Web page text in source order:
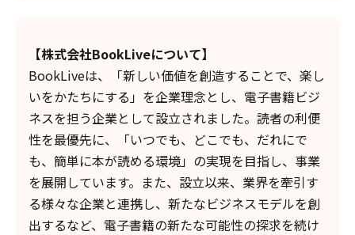
【株式会社BookLiveについて】
BookLiveは、「新しい価値を創造することで、楽し
いをかたちにする」を企業理念とし、電子書籍ビジ
ネスを担う企業として設立されました。読者の利便
性を最優先に、「いつでも、どこでも、だれにで
も、簡単に本が読める環境」の実現を目指し、事業
を展開しています。また、設立以来、業界を牽引す
る様々な企業と連携し、新たなビジネスモデルを創
出するなど、電子書籍の新たな可能性の探求を続け